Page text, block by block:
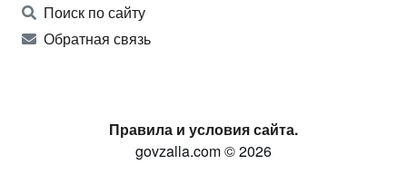
Поиск по сайту
Обратная связь
Правила и условия сайта.
govzalla.com © 2026